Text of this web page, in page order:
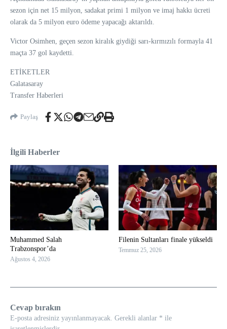
sezon için net 15 milyon, sadakat primi 1 milyon ve imaj hakkı ücreti
olarak da 5 milyon euro ödeme yapacağı aktarıldı.
Victor Osimhen, geçen sezon kiralık giydiği sarı-kırmızılı formayla 41
maçta 37 gol kaydetti.
ETİKETLER
Galatasaray
Transfer Haberleri
Paylaş
İlgili Haberler
Muhammed Salah
Trabzonspor’da
Ağustos 4, 2026
Filenin Sultanları finale yükseldi
Temmuz 25, 2026
Cevap bırakın
E-posta adresiniz yayınlanmayacak. Gerekli alanlar * ile